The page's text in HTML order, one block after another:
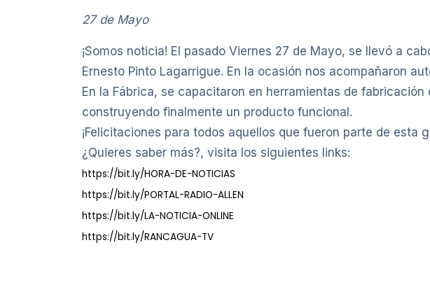
27 de Mayo
¡Somos noticia! El pasado Viernes 27 de Mayo, se llevó a
Ernesto Pinto Lagarrigue. En la ocasión nos acompañaron
En la Fábrica, se capacitaron en herramientas de
construyendo finalmente un producto funcional.
¡Felicitaciones para todos aquellos que fueron parte de esta
¿Quieres saber más?, visita los siguientes links:
https://bit.ly/HORA-DE-NOTICIAS
https://bit.ly/PORTAL-RADIO-ALLEN
https://bit.ly/LA-NOTICIA-ONLINE
https://bit.ly/RANCAGUA-TV